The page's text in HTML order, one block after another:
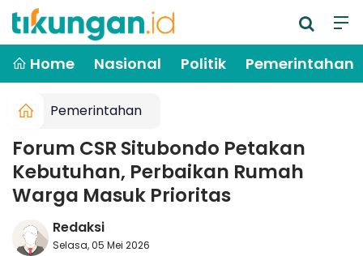
Home Nasional Politik Pemerintahan
Pemerintahan
Forum CSR Situbondo Petakan
Kebutuhan, Perbaikan Rumah
Warga Masuk Prioritas
Redaksi
Selasa, 05 Mei 2026